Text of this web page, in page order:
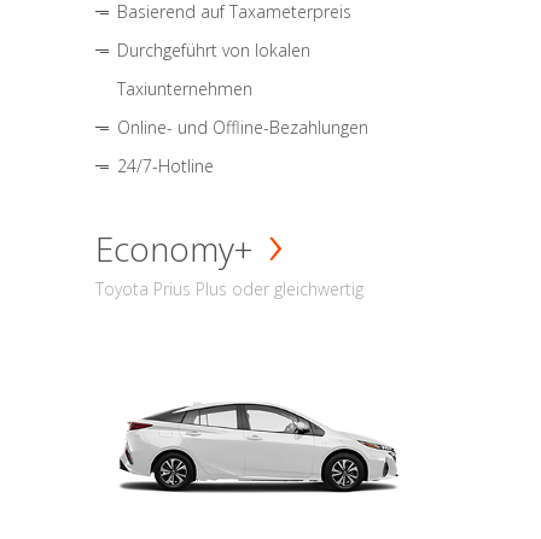
Basierend auf Taxameterpreis
Durchgeführt von lokalen
Taxiunternehmen
Online- und Offline-Bezahlungen
24/7-Hotline
Economy+
Toyota Prius Plus oder gleichwertig